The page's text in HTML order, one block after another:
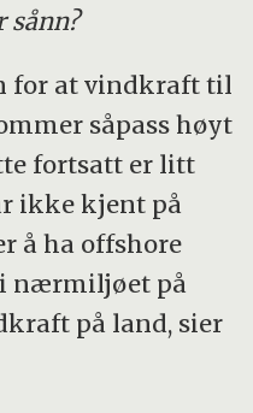
sånn?
for at vindkraft til
såpass høyt
fortsatt er litt
ikke kjent på
å ha offshore
nærmiljøet på
på land, sier